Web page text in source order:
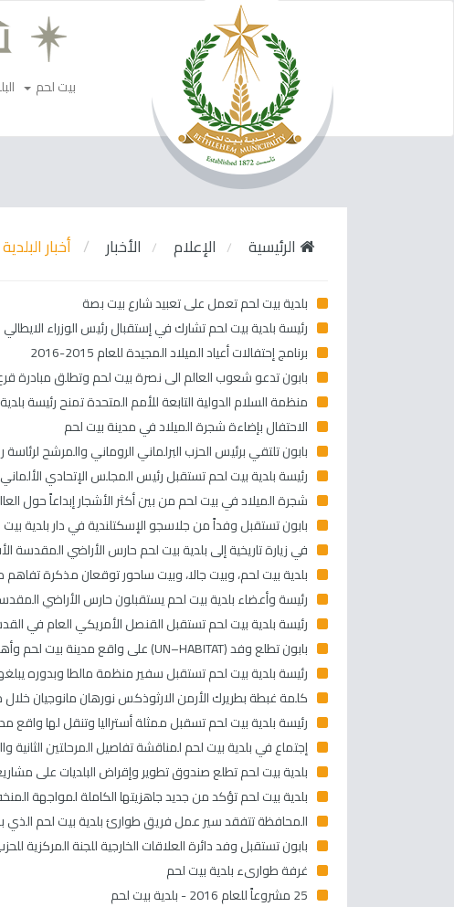
بيت لحم
الرئيسية الإعلام الأخبار أخبار البلدية
بلدية بيت لحم تعمل على تعبيد شارع بيت بصة
رئيسة بلدية بيت لحم تشارك في إستقبال رئيس الوزراء
برنامج إحتفالات أعياد الميلاد المجيدة للعام 2015-2016
بابون تدعو شعوب العالم الى نصرة بيت لحم وتطلق مبادرة
منظمة السلام الدولية التابعة للأمم المتحدة تمنح رئيسة
الاحتفال بإضاءة شجرة الميلاد في مدينة بيت لحم
بابون تلتقي برئيس الحزب البرلماني الروماني والمرشح لرئاسة
رئيسة بلدية بيت لحم تستقبل رئيس المجلس الإتحادي
شجرة الميلاد في بيت لحم من بين أكثر الأشجار إبداعاً حول
بابون تستقبل وفداً من جلاسجو الإسكتلندية في دار بلدية
في زيارة تاريخية إلى بلدية بيت لحم حارس الأراضي المقدسة
بلدية بيت لحم، وبيت جالا، وبيت ساحور توقعان مذكرة تفاهم
رئيسة وأعضاء بلدية بيت لحم يستقبلون حارس الأراضي
رئيسة بلدية بيت لحم تستقبل القنصل الأمريكي العام
بابون تطلع وفد (UN–HABITAT) على واقع مدينة بيت لحم وأهم التحديات والإنجازات البلدية
رئيسة بلدية بيت لحم تستقبل سفير منظمة مالطا وبدوره
كلمة غبطة بطريرك الأرمن الارثوذكس نورهان مانوجيان خلال
رئيسة بلدية بيت لحم تسقبل ممثلة أستراليا وتنقل لها واقع
إجتماع في بلدية بيت لحم لمناقشة تفاصيل المرحلتين
بلدية بيت لحم تطلع صندوق تطوير وإقراض البلديات على
بلدية بيت لحم تؤكد من جديد جاهزيتها الكاملة لمواجهة
المحافظة تتفقد سير عمل فريق طوارئ بلدية بيت لحم الذي
بابون تستقبل وفد دائرة العلاقات الخارجية للجنة
غرفة طوارىء بلدية بيت لحم